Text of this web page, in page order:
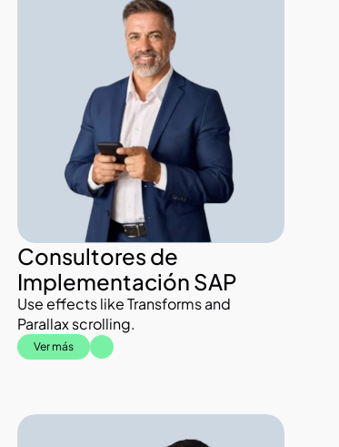
Consultores de
Implementación SAP
Use effects like Transforms and
Parallax scrolling.
Ver más